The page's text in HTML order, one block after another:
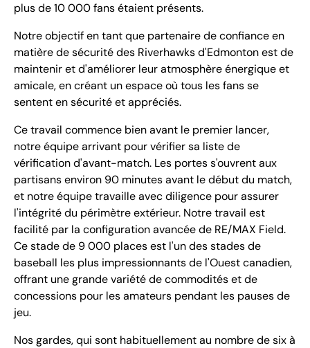
plus de 10 000 fans étaient présents.
Notre objectif en tant que partenaire de confiance en
matière de sécurité des Riverhawks d'Edmonton est de
maintenir et d'améliorer leur atmosphère énergique et
amicale, en créant un espace où tous les fans se
sentent en sécurité et appréciés.
Ce travail commence bien avant le premier lancer,
notre équipe arrivant pour vérifier sa liste de
vérification d'avant-match. Les portes s'ouvrent aux
partisans environ 90 minutes avant le début du match,
et notre équipe travaille avec diligence pour assurer
l'intégrité du périmètre extérieur. Notre travail est
facilité par la configuration avancée de RE/MAX Field.
Ce stade de 9 000 places est l'un des stades de
baseball les plus impressionnants de l'Ouest canadien,
offrant une grande variété de commodités et de
concessions pour les amateurs pendant les pauses de
jeu.
Nos gardes, qui sont habituellement au nombre de six à